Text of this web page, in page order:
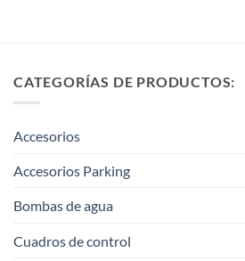
CATEGORÍAS DE PRODUCTOS:
Accesorios
Accesorios Parking
Bombas de agua
Cuadros de control